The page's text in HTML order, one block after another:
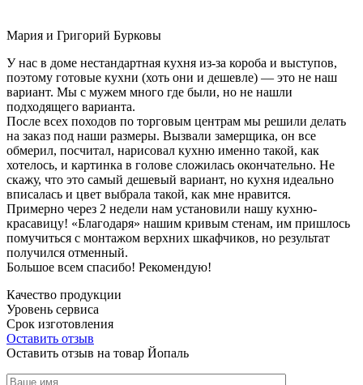
Мария и Григорий Бурковы
У нас в доме нестандартная кухня из-за короба и выступов,
поэтому готовые кухни (хоть они и дешевле) — это не наш
вариант. Мы с мужем много где были, но не нашли
подходящего варианта.
После всех походов по торговым центрам мы решили делать
на заказ под наши размеры. Вызвали замерщика, он все
обмерил, посчитал, нарисовал кухню именно такой, как
хотелось, и картинка в голове сложилась окончательно. Не
скажу, что это самый дешевый вариант, но кухня идеально
вписалась и цвет выбрала такой, как мне нравится.
Примерно через 2 недели нам установили нашу кухню-
красавицу! «Благодаря» нашим кривым стенам, им пришлось
помучиться с монтажом верхних шкафчиков, но результат
получился отменный.
Большое всем спасибо! Рекомендую!
Качество продукции
Уровень сервиса
Срок изготовления
Оставить отзыв
Оставить отзыв на товар Йопаль